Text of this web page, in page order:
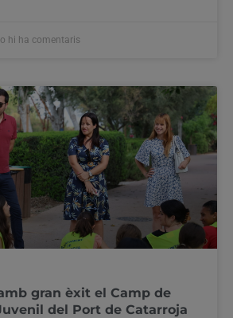
hi ha comentaris
gran èxit el Camp de
del Port de Catarroja